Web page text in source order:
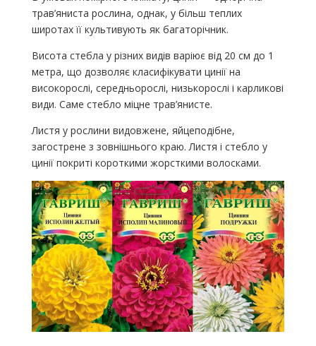
трав’яниста рослина, однак, у більш теплих
широтах її культивують як багаторічник.
Висота стебла у різних видів варіює від 20 см до 1
метра, що дозволяє класифікувати цинії на
високорослі, середньорослі, низькорослі і карликові
види. Саме стебло міцне трав’янисте.
Листя у рослини видовжене, яйцеподібне,
загострене з зовнішнього краю. Листя і стебло у
цинії покриті короткими жорсткими волосками.